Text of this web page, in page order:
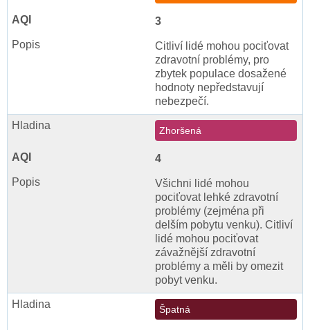
3
Citliví lidé mohou pociťovat
zdravotní problémy, pro
zbytek populace dosažené
hodnoty nepředstavují
nebezpečí.
Zhoršená
4
Všichni lidé mohou
pociťovat lehké zdravotní
problémy (zejména při
delším pobytu venku). Citliví
lidé mohou pociťovat
závažnější zdravotní
problémy a měli by omezit
pobyt venku.
Špatná